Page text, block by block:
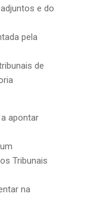
e do
pela
de
apontar
Tribunais
na